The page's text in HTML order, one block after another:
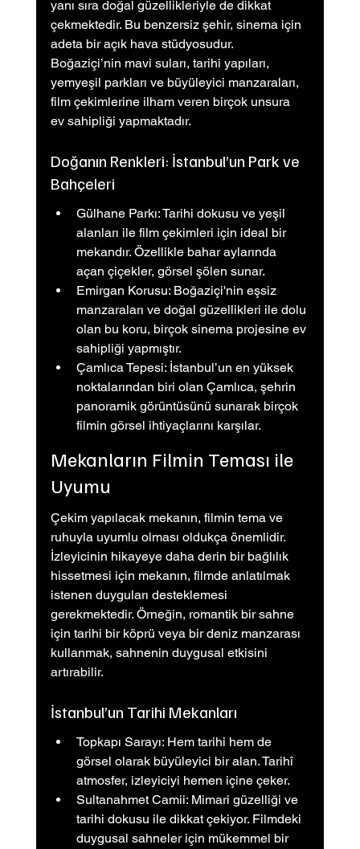
yanı sıra doğal güzellikleriyle de dikkat
çekmektedir. Bu benzersiz şehir, sinema için
adeta bir açık hava stüdyosudur.
Boğaziçi’nin mavi suları, tarihi yapıları,
yemyeşil parkları ve büyüleyici manzaraları,
film çekimlerine ilham veren birçok unsura
ev sahipliği yapmaktadır.
Doğanın Renkleri: İstanbul’un Park ve
Bahçeleri
Gülhane Parkı: Tarihi dokusu ve yeşil
alanları ile film çekimleri için ideal bir
mekandır. Özellikle bahar aylarında
açan çiçekler, görsel şölen sunar.
Emirgan Korusu: Boğaziçi'nin eşsiz
manzaraları ve doğal güzellikleri ile dolu
olan bu koru, birçok sinema projesine ev
sahipliği yapmıştır.
Çamlıca Tepesi: İstanbul’un en yüksek
noktalarından biri olan Çamlıca, şehrin
panoramik görüntüsünü sunarak birçok
filmin görsel ihtiyaçlarını karşılar.
Mekanların Filmin Teması ile
Uyumu
Çekim yapılacak mekanın, filmin tema ve
ruhuyla uyumlu olması oldukça önemlidir.
İzleyicinin hikayeye daha derin bir bağlılık
hissetmesi için mekanın, filmde anlatılmak
istenen duyguları desteklemesi
gerekmektedir. Örneğin, romantik bir sahne
için tarihi bir köprü veya bir deniz manzarası
kullanmak, sahnenin duygusal etkisini
artırabilir.
İstanbul’un Tarihi Mekanları
Topkapı Sarayı: Hem tarihi hem de
görsel olarak büyüleyici bir alan. Tarihî
atmosfer, izleyiciyi hemen içine çeker.
Sultanahmet Camii: Mimari güzelliği ve
tarihi dokusu ile dikkat çekiyor. Filmdeki
duygusal sahneler için mükemmel bir